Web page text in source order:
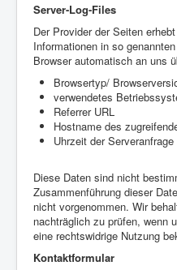
Server-Log-Files
Der Provider der Seiten
Informationen in so
Browser automatisch an uns
Browsertyp/
verwendetes
Referrer URL
Hostname des
Uhrzeit der Serveranfrage
Diese Daten sind nicht
Zusammenführung dieser
nicht vorgenommen. Wir
nachträglich zu prüfen, wenn
eine rechtswidrige Nutzung
Kontaktformular